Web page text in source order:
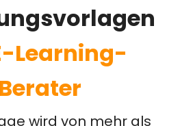
Learning-
Berater
wird von mehr als